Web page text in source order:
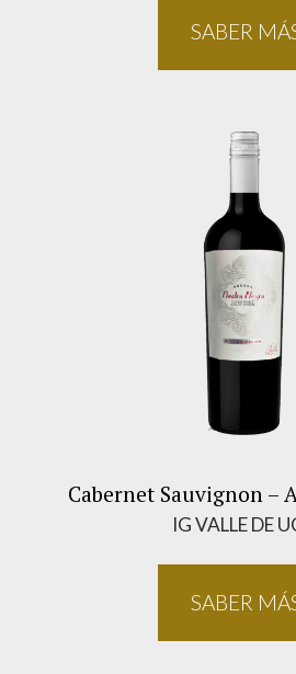
SABER
Cabernet Sauvignon –
IG VALLE DE
SABER